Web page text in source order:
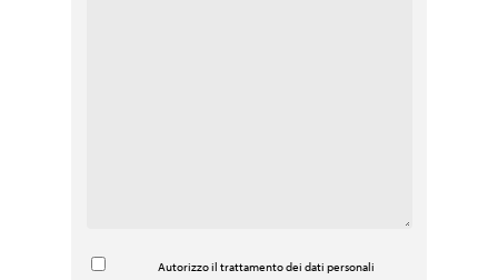
Autorizzo il trattamento dei dati personali